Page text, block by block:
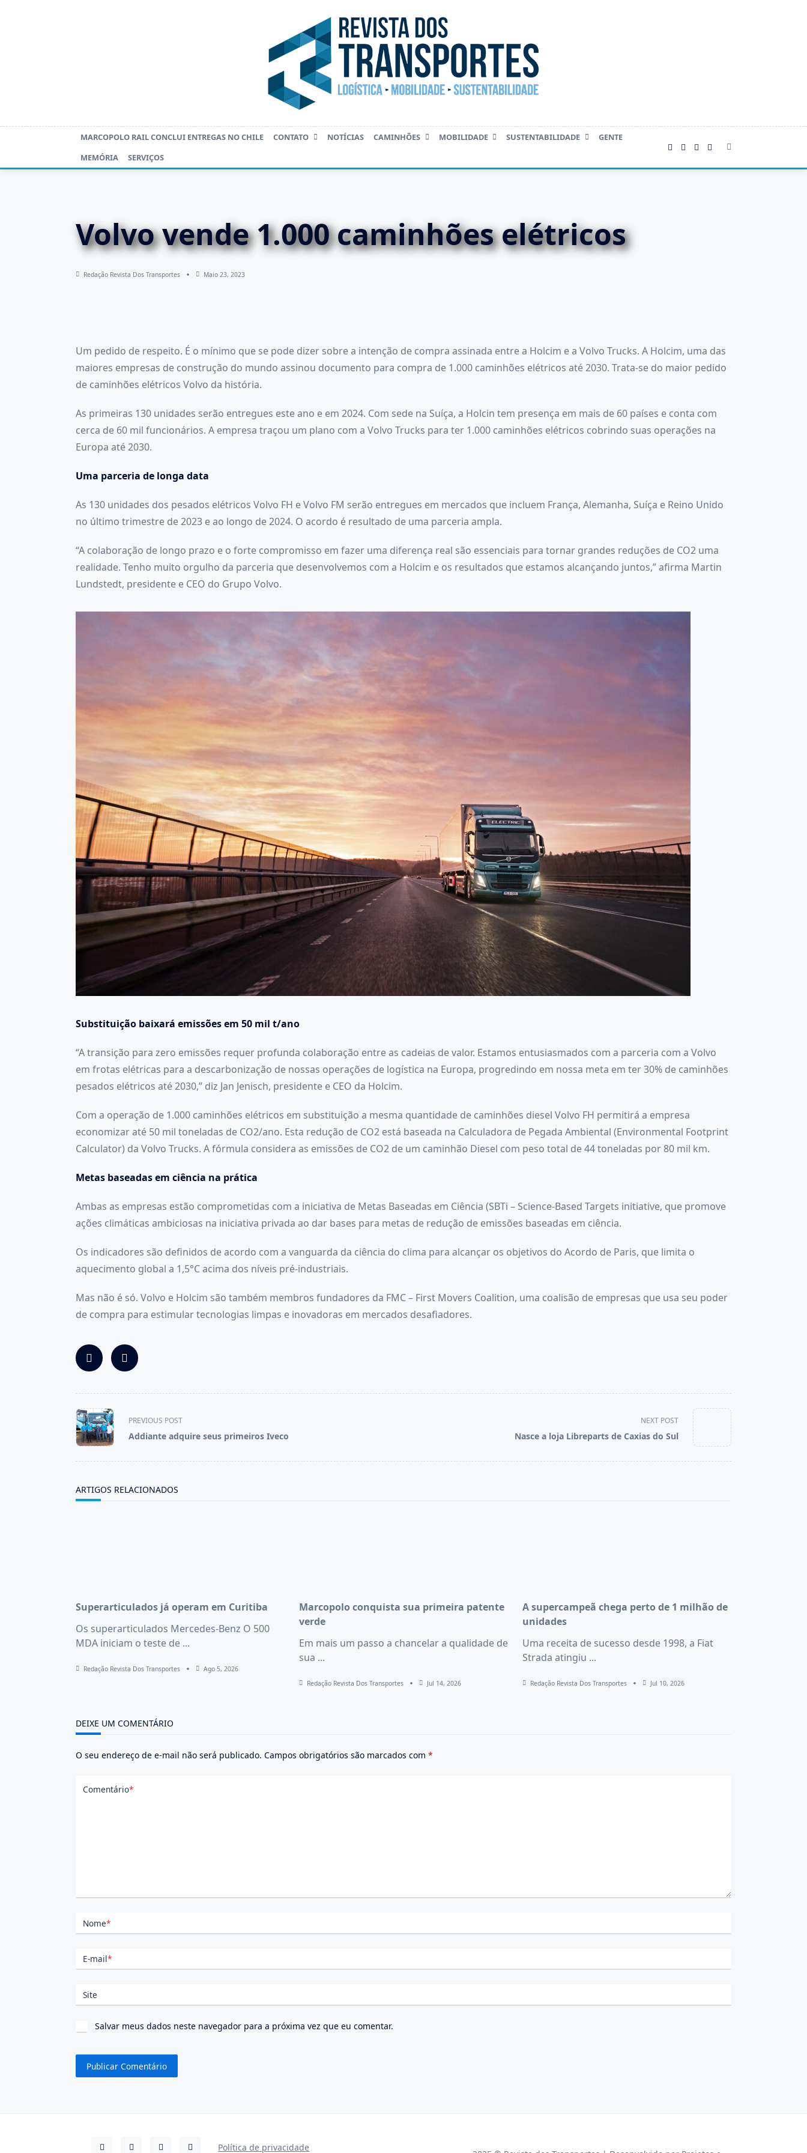
MARCOPOLO RAIL CONCLUI ENTREGAS NO CHILE CONTATO NOTÍCIAS CAMINHÕES MOBILIDADE SUSTENTABILIDADE
GENTE
MEMÓRIA
SERVIÇOS
Volvo vende 1.000 caminhões elétricos
Redação Revista Dos Transportes Maio 23, 2023
Um pedido de respeito. É o mínimo que se pode dizer sobre a intenção de compra assinada entre a Holcim e a Volvo Trucks. A Holcim, uma das
maiores empresas de construção do mundo assinou documento para compra de 1.000 caminhões elétricos até 2030. Trata-se do maior pedido
de caminhões elétricos Volvo da história.
As primeiras 130 unidades serão entregues este ano e em 2024. Com sede na Suíça, a Holcin tem presença em mais de 60 países e conta com
cerca de 60 mil funcionários. A empresa traçou um plano com a Volvo Trucks para ter 1.000 caminhões elétricos cobrindo suas operações na
Europa até 2030.
Uma parceria de longa data
As 130 unidades dos pesados elétricos Volvo FH e Volvo FM serão entregues em mercados que incluem França, Alemanha, Suíça e Reino Unido
no último trimestre de 2023 e ao longo de 2024. O acordo é resultado de uma parceria ampla.
“A colaboração de longo prazo e o forte compromisso em fazer uma diferença real são essenciais para tornar grandes reduções de CO2 uma
realidade. Tenho muito orgulho da parceria que desenvolvemos com a Holcim e os resultados que estamos alcançando juntos,” afirma Martin
Lundstedt, presidente e CEO do Grupo Volvo.
Substituição baixará emissões em 50 mil t/ano
“A transição para zero emissões requer profunda colaboração entre as cadeias de valor. Estamos entusiasmados com a parceria com a Volvo
em frotas elétricas para a descarbonização de nossas operações de logística na Europa, progredindo em nossa meta em ter 30% de caminhões
pesados elétricos até 2030,” diz Jan Jenisch, presidente e CEO da Holcim.
Com a operação de 1.000 caminhões elétricos em substituição a mesma quantidade de caminhões diesel Volvo FH permitirá a empresa
economizar até 50 mil toneladas de CO2/ano. Esta redução de CO2 está baseada na Calculadora de Pegada Ambiental (Environmental Footprint
Calculator) da Volvo Trucks. A fórmula considera as emissões de CO2 de um caminhão Diesel com peso total de 44 toneladas por 80 mil km.
Metas baseadas em ciência na prática
Ambas as empresas estão comprometidas com a iniciativa de Metas Baseadas em Ciência (SBTi – Science-Based Targets initiative, que promove
ações climáticas ambiciosas na iniciativa privada ao dar bases para metas de redução de emissões baseadas em ciência.
Os indicadores são definidos de acordo com a vanguarda da ciência do clima para alcançar os objetivos do Acordo de Paris, que limita o
aquecimento global a 1,5°C acima dos níveis pré-industriais.
Mas não é só. Volvo e Holcim são também membros fundadores da FMC – First Movers Coalition, uma coalisão de empresas que usa seu poder
de compra para estimular tecnologias limpas e inovadoras em mercados desafiadores.
<span
class="nav-
subtitle
screen-
text">Page</span>
PREVIOUS POST
Addiante adquire seus primeiros Iveco
NEXT POST
Nasce a loja Libreparts de Caxias do Sul
ARTIGOS RELACIONADOS
Superarticulados já operam em Curitiba
Os superarticulados Mercedes-Benz O 500
MDA iniciam o teste de ...
Redação Revista Dos Transportes Ago 5, 2026
Marcopolo conquista sua primeira patente
verde
Em mais um passo a chancelar a qualidade de
sua ...
Redação Revista Dos Transportes Jul 14, 2026
A supercampeã chega perto de 1 milhão de
unidades
Uma receita de sucesso desde 1998, a Fiat
Strada atingiu ...
Redação Revista Dos Transportes Jul 10, 2026
DEIXE UM COMENTÁRIO
O seu endereço de e-mail não será publicado. Campos obrigatórios são marcados com *
Comentário*
Nome*
E-mail*
Site
Salvar meus dados neste navegador para a próxima vez que eu comentar.
Política de privacidade